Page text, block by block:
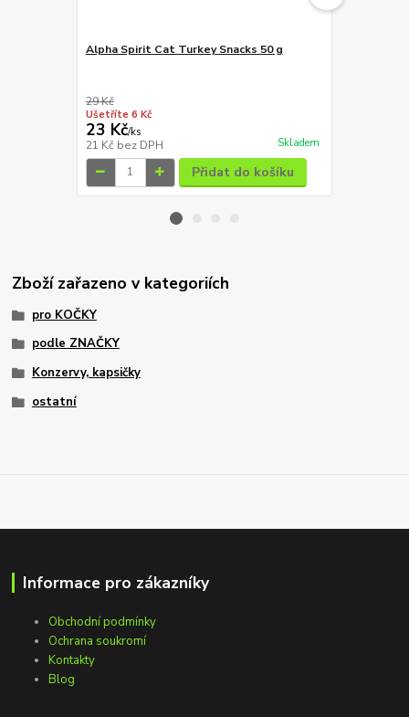
Alpha Spirit Cat Turkey Snacks 50 g
29 Kč
Ušetříte 6 Kč
23 Kč/ks
21 Kč bez DPH Skladem
Přidat do košíku
Zboží zařazeno v kategoriích
pro KOČKY
podle ZNAČKY
Konzervy, kapsičky
ostatní
Informace pro zákazníky
Obchodní podmínky
Ochrana soukromí
Kontakty
Blog